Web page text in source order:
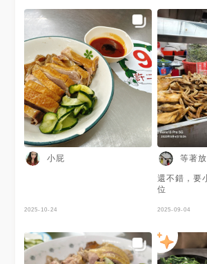
小屁
2025-10-24
等著
還不錯，要
位
2025-09-04